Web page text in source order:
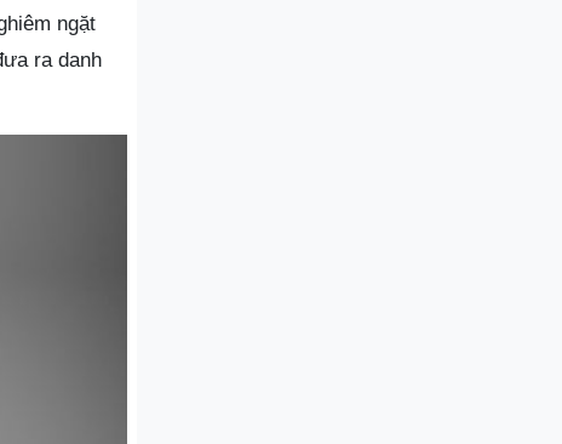
ngặt
ra danh